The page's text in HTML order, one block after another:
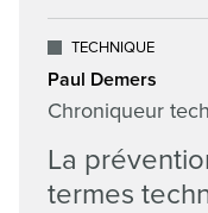
TECHNIQUE
Paul Demers
Chroniqueur
La
termes